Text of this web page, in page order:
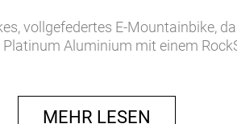
vollgefedertes E-Mountainbike,
Aluminium mit einem
Seitenständer bestens für jedes
MEHR LESEN